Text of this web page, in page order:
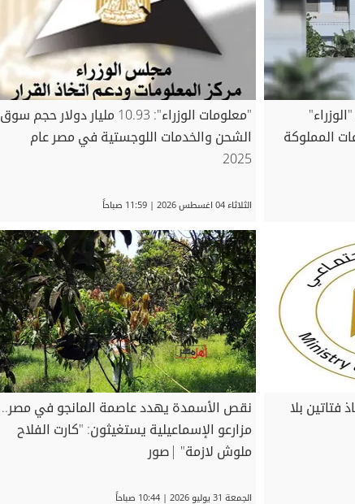
المملوكة
"معلومات الوزراء": 10.93 مليار دولار حجم سوق
الشحن والخدمات اللوجستية في مصر عام
2025
الثلاثاء 04 اغسطس 2026 | 11:59 صباحاً
فتاتين بلا
نقص الأسمدة يهدد عاصمة المانجو في مصر..
مزارعو الإسماعيلية يستغيثون: "كارت الفلاح
ملوش لازمة" |صور
الجمعة 31 يوليو 2026 | 10:44 صباحاً